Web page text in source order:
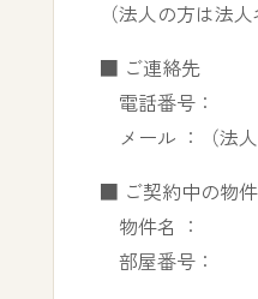
（法人の方は法
■ ご連絡先
電話番号：
メール ：（法人
■ ご契約中の物件
物件名 ：
部屋番号：